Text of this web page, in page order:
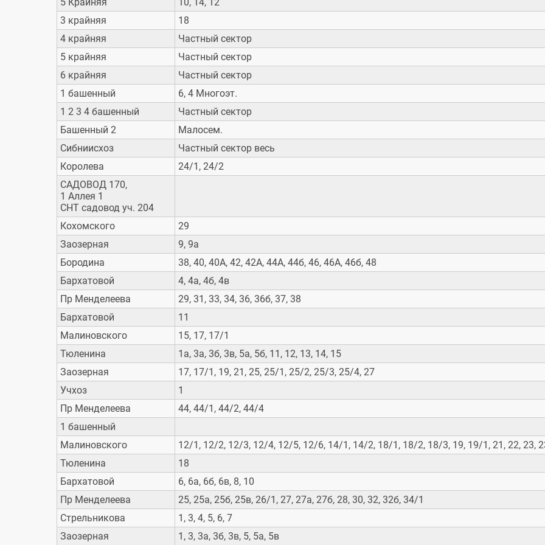
3 крайняя
18
4 крайняя
Частный сектор
5 крайняя
Частный сектор
6 крайняя
Частный сектор
1 башенный
6, 4 Многоэт.
1 2 3 4 башенный
Частный сектор
Башенный 2
Малосем.
Сибниисхоз
Частный сектор весь
Королева
24/1, 24/2
САДОВОД 170,
1 Аллея 1
СНТ садовод уч. 204
Кохомского
29
Заозерная
9, 9а
Бородина
38, 40, 40А, 42, 42А, 44А, 44б, 46, 46А, 46б, 48
Бархатовой
4, 4а, 4б, 4в
Пр Менделеева
29, 31, 33, 34, 36, 36б, 37, 38
Бархатовой
11
Малиновского
15, 17, 17/1
Тюленина
1а, 3а, 3б, 3в, 5а, 5б, 11, 12, 13, 14, 15
Заозерная
17, 17/1, 19, 21, 25, 25/1, 25/2, 25/3, 25/4, 27
Учхоз
1
Пр Менделеева
44, 44/1, 44/2, 44/4
1 башенный
Малиновского
12/1, 12/2, 12/3, 12/4, 12/5, 12/6, 14/1, 14/2, 18/1, 18/2, 18/3, 19, 19/1, 21, 22, 23,
Тюленина
18
Бархатовой
6, 6а, 6б, 6в, 8, 10
Пр Менделеева
25, 25а, 25б, 25в, 26/1, 27, 27а, 27б, 28, 30, 32, 32б, 34/1
Стрельникова
1, 3, 4, 5, 6, 7
Заозерная
1, 3, 3а, 3б, 3в, 5, 5а, 5в